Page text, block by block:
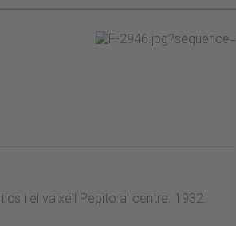
i el vaixell Pepito al centre. 1932.